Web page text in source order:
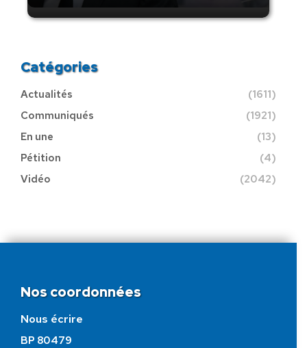
Catégories
Actualités
(1611)
Communiqués
(1921)
En une
(13)
Pétition
(4)
Vidéo
(2042)
Nos coordonnées
Nous écrire
BP 80479